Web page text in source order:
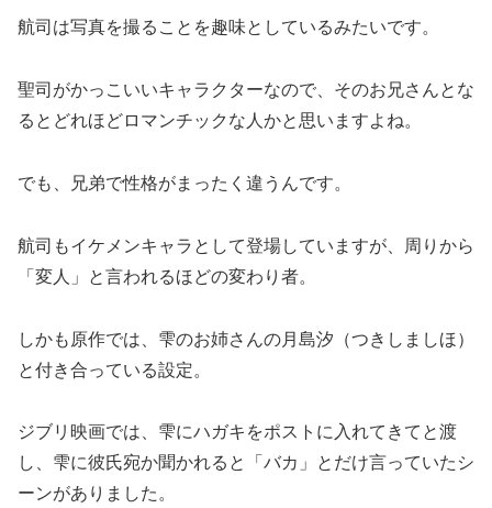
航司は写真を撮ることを趣味としているみたいです。
聖司がかっこいいキャラクターなので、そのお兄さんとな
るとどれほどロマンチックな人かと思いますよね。
でも、兄弟で性格がまったく違うんです。
航司もイケメンキャラとして登場していますが、周りから
「変人」と言われるほどの変わり者。
しかも原作では、雫のお姉さんの月島汐（つきしましほ）
と付き合っている設定。
ジブリ映画では、雫にハガキをポストに入れてきてと渡
し、雫に彼氏宛か聞かれると「バカ」とだけ言っていたシ
ーンがありました。